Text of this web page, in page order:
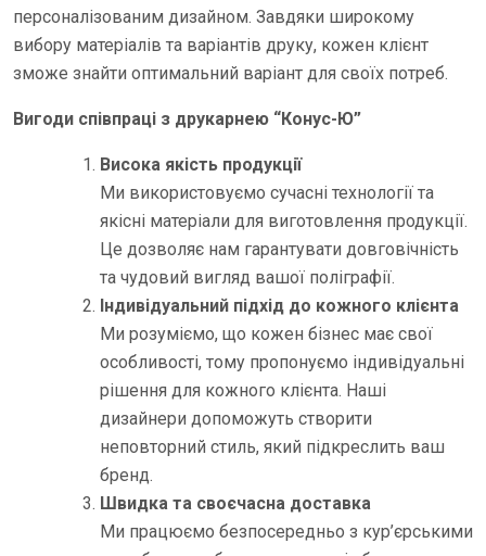
персоналізованим дизайном. Завдяки широкому
вибору матеріалів та варіантів друку, кожен клієнт
зможе знайти оптимальний варіант для своїх потреб.
Вигоди співпраці з друкарнею “Конус-Ю”
Висока якість продукції
Ми використовуємо сучасні технології та
якісні матеріали для виготовлення продукції.
Це дозволяє нам гарантувати довговічність
та чудовий вигляд вашої поліграфії.
Індивідуальний підхід до кожного клієнта
Ми розуміємо, що кожен бізнес має свої
особливості, тому пропонуємо індивідуальні
рішення для кожного клієнта. Наші
дизайнери допоможуть створити
неповторний стиль, який підкреслить ваш
бренд.
Швидка та своєчасна доставка
Ми працюємо безпосередньо з кур’єрськими